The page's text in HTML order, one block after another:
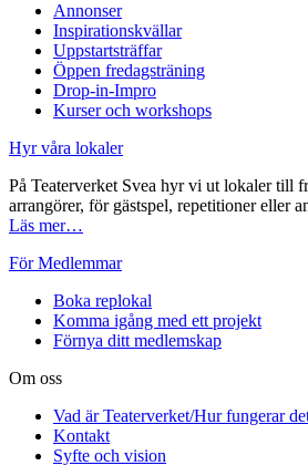
Annonser
Inspirationskvällar
Uppstartsträffar
Öppen fredagsträning
Drop-in-Impro
Kurser och workshops
Hyr våra lokaler
På Teaterverket Svea hyr vi ut lokaler till
arrangörer, för gästspel, repetitioner eller
Läs mer…
För Medlemmar
Boka replokal
Komma igång med ett projekt
Förnya ditt medlemskap
Om oss
Vad är Teaterverket/Hur fungerar
Kontakt
Syfte och vision